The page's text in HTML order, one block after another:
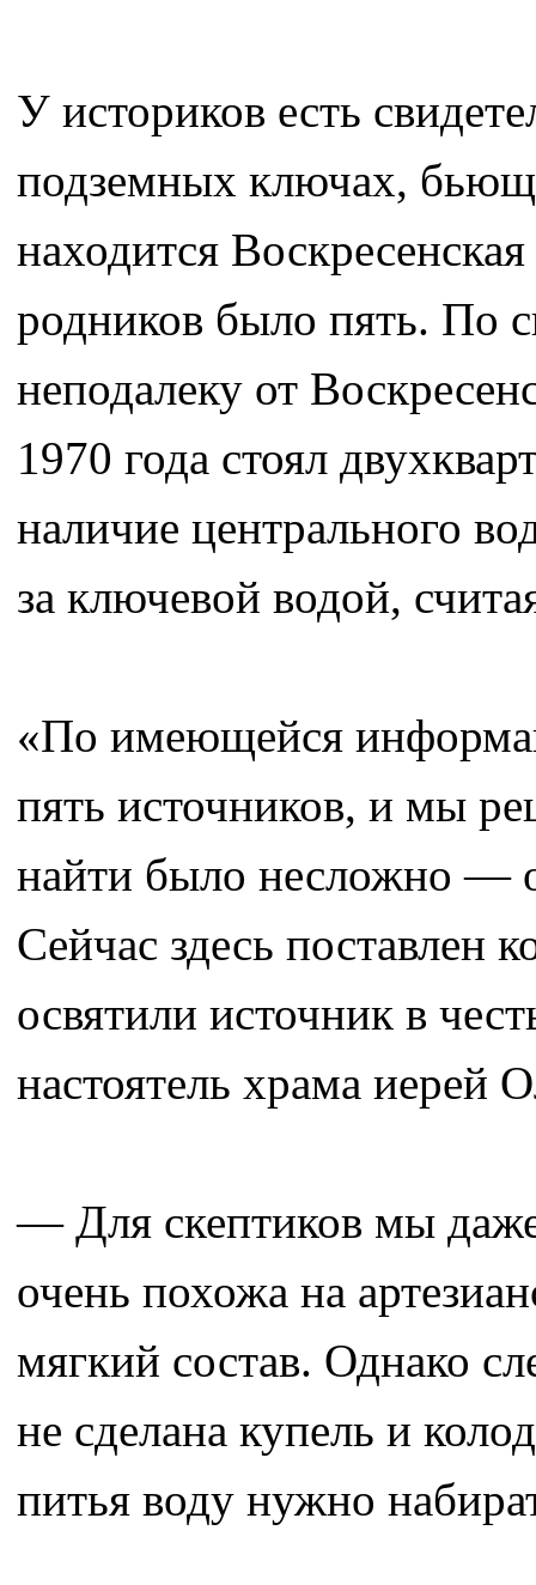
У историков есть
подземных ключах,
находится
родников было пять. По
неподалеку от
1970 года стоял
наличие центрального
за ключевой водой,
«По имеющейся
пять источников, и мы
найти было несложно —
Сейчас здесь поставлен
освятили источник в
настоятель храма иерей
— Для скептиков мы
очень похожа на
мягкий состав. Однако
не сделана купель и
питья воду нужно